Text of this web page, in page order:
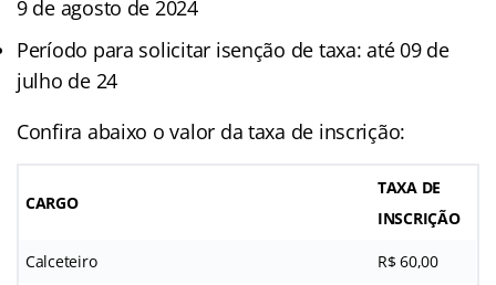
9 de agosto de 2024
Período para solicitar isenção de taxa: até 09 de
julho de 24
Confira abaixo o valor da taxa de inscrição:
CARGO
TAXA DE
INSCRIÇÃO
Calceteiro R$ 60,00